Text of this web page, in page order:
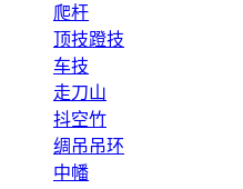
爬杆
顶技蹬技
车技
走刀山
抖空竹
绸吊吊环
中幡